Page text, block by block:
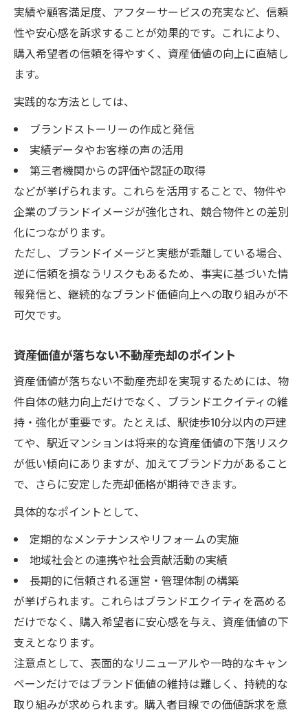
法
売却時に見落とせない資産評価のポイント
不動産売却で重要となる資産評価の基準
点
資産価値が落ちない不動産の選び方と売却
売却時の資産評価ミスを防ぐチェックポイ
ント
駅徒歩10分の資産価値を最大化する方法
競合を超えるための不動産売却戦略
不動産売却で競合に勝つブランド戦略の実
践
含み益ランキングを活用した差別化戦略
ブランド力と交渉術で売却条件を有利に
不動産屋が嫌がる売却方法の注意点
実績や顧客満足度、アフターサービスの充実など、信頼
性や安心感を訴求することが効果的です。これにより、
購入希望者の信頼を得やすく、資産価値の向上に直結し
ます。
実践的な方法としては、
ブランドストーリーの作成と発信
実績データやお客様の声の活用
第三者機関からの評価や認証の取得
などが挙げられます。これらを活用することで、物件や
企業のブランドイメージが強化され、競合物件との差別
化につながります。
ただし、ブランドイメージと実態が乖離している場合、
逆に信頼を損なうリスクもあるため、事実に基づいた情
報発信と、継続的なブランド価値向上への取り組みが不
可欠です。
資産価値が落ちない不動産売却のポイント
資産価値が落ちない不動産売却を実現するためには、物
件自体の魅力向上だけでなく、ブランドエクイティの維
持・強化が重要です。たとえば、駅徒歩10分以内の戸建
てや、駅近マンションは将来的な資産価値の下落リスク
が低い傾向にありますが、加えてブランド力があること
で、さらに安定した売却価格が期待できます。
具体的なポイントとして、
定期的なメンテナンスやリフォームの実施
地域社会との連携や社会貢献活動の実績
長期的に信頼される運営・管理体制の構築
が挙げられます。これらはブランドエクイティを高める
だけでなく、購入希望者に安心感を与え、資産価値の下
支えとなります。
注意点として、表面的なリニューアルや一時的なキャン
ペーンだけではブランド価値の維持は難しく、持続的な
取り組みが求められます。購入者目線での価値訴求を意